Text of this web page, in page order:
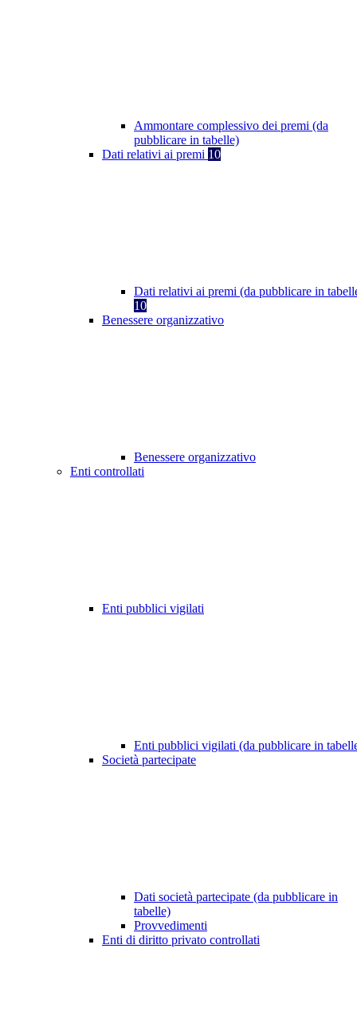
Ammontare complessivo dei premi (da
pubblicare in tabelle)
Dati relativi ai premi 10
Dati relativi ai premi (da pubblicare in
10
Benessere organizzativo
Benessere organizzativo
Enti controllati
Enti pubblici vigilati
Enti pubblici vigilati (da pubblicare in
Società partecipate
Dati società partecipate (da pubblicare in
tabelle)
Provvedimenti
Enti di diritto privato controllati